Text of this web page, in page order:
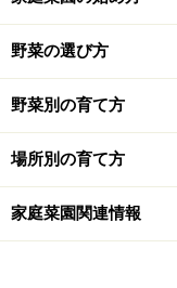
野菜の選び方
野菜別の育て方
場所別の育て方
家庭菜園関連情報